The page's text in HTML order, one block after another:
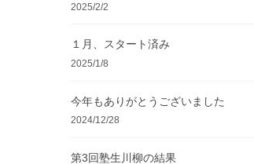
2025/2/2
１月、スタート済み
2025/1/8
今年もありがとうございました
2024/12/28
第3回塾生川柳の結果